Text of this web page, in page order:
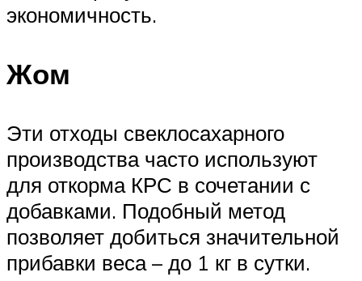
экономичность.
Жом
Эти отходы свеклосахарного
производства часто используют
для откорма КРС в сочетании с
добавками. Подобный метод
позволяет добиться значительной
прибавки веса – до 1 кг в сутки.